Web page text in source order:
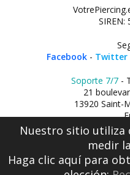
SIREN:
Facebook - Twitter
Soporte 7/7-
21
13920 Saint-
Nuestro sitio utiliza
medir
Haga clic aquípara